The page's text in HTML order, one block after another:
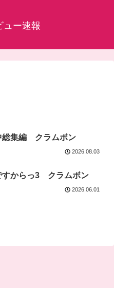
ュー速報
総集編 クラムボン
2026.08.03
すからっ3 クラムボン
2026.06.01